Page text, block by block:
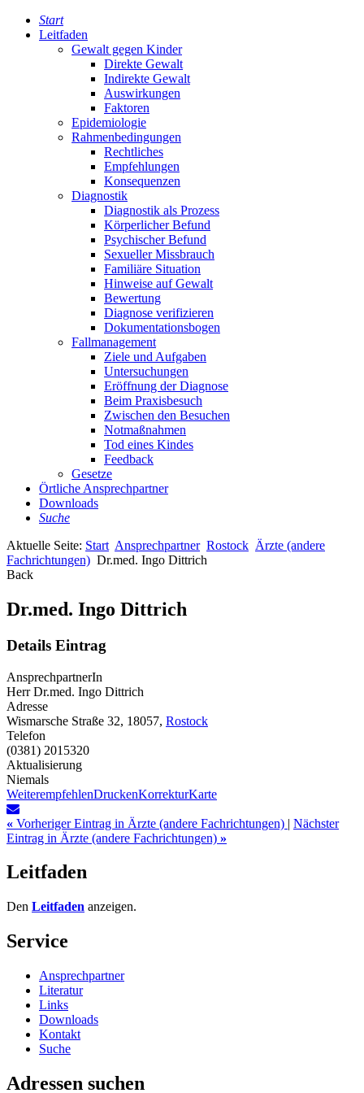
Start
Leitfaden
Gewalt gegen Kinder
Direkte Gewalt
Indirekte Gewalt
Auswirkungen
Faktoren
Epidemiologie
Rahmenbedingungen
Rechtliches
Empfehlungen
Konsequenzen
Diagnostik
Diagnostik als Prozess
Körperlicher Befund
Psychischer Befund
Sexueller Missbrauch
Familiäre Situation
Hinweise auf Gewalt
Bewertung
Diagnose verifizieren
Dokumentationsbogen
Fallmanagement
Ziele und Aufgaben
Untersuchungen
Eröffnung der Diagnose
Beim Praxisbesuch
Zwischen den Besuchen
Notmaßnahmen
Tod eines Kindes
Feedback
Gesetze
Örtliche Ansprechpartner
Downloads
Suche
Aktuelle Seite: Start Ansprechpartner Rostock Ärzte (andere
Fachrichtungen) Dr.med. Ingo Dittrich
Back
Dr.med. Ingo Dittrich
Details Eintrag
AnsprechpartnerIn
Herr Dr.med. Ingo Dittrich
Adresse
Wismarsche Straße 32, 18057, Rostock
Telefon
(0381) 2015320
Aktualisierung
Niemals
WeiterempfehlenDruckenKorrekturKarte
« Vorheriger Eintrag in Ärzte (andere Fachrichtungen) | Nächster
Eintrag in Ärzte (andere Fachrichtungen) »
Leitfaden
Den Leitfaden anzeigen.
Service
Ansprechpartner
Literatur
Links
Downloads
Kontakt
Suche
Adressen suchen